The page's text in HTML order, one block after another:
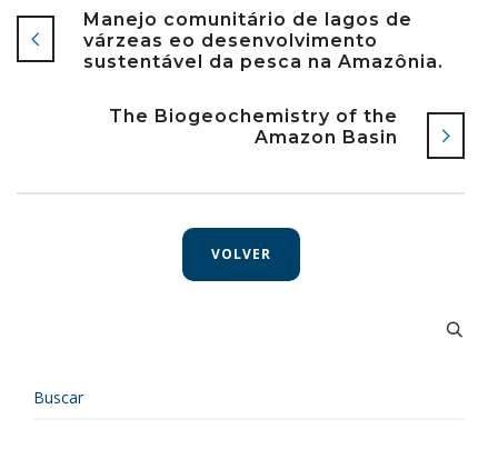
Manejo comunitário de lagos de
várzeas eo desenvolvimento
sustentável da pesca na Amazônia.
The Biogeochemistry of the
Amazon Basin
VOLVER